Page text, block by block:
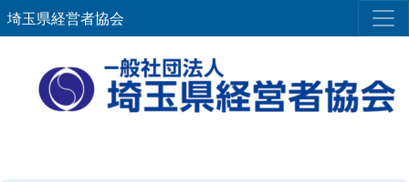
埼玉県経営者協会